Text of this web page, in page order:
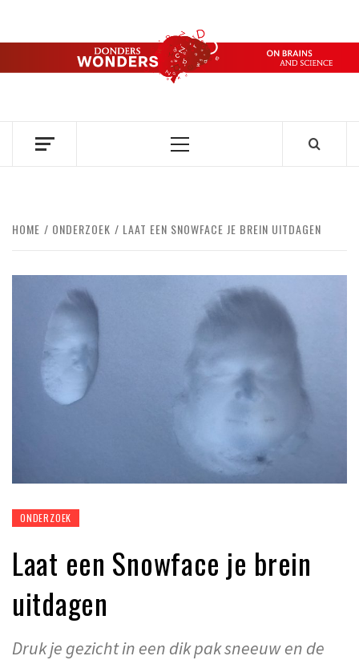
de
DONDERS
OVER HERSENEN EN WETENSCHAP // ON BRAINS AND
Primair
HOME ONDERZOEK LAAT EEN SNOWFACE JE BREIN UITDAGEN
ONDERZOEK
Laat een Snowface je brein
uitdagen
Druk je gezicht in een dik pak sneeuw en de